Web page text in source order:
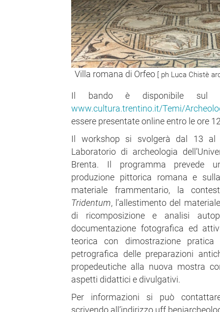
Villa romana di Orfeo [ ph Luca Chistè
Il bando è disponibile sul
www.cultura.trentino.it/Temi/
essere presentate online entro le ore
Il workshop si svolgerà dal 13 al
Laboratorio di archeologia
Brenta. Il programma prevede
produzione pittorica romana e
materiale frammentario, la
Tridentum, l’allestimento del
di ricomposizione e analisi
documentazione fotografica ed
teorica con dimostrazione
petrografica delle preparazioni
propedeutiche alla nuova mostra
aspetti didattici e divulgativi.
Per informazioni si può
scrivendo all’indirizzo